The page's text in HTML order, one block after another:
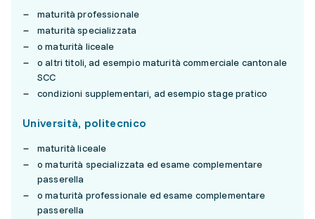
maturità professionale
maturità specializzata
o maturità liceale
o altri titoli, ad esempio maturità commerciale cantonale
SCC
condizioni supplementari, ad esempio stage pratico
Università, politecnico
maturità liceale
o maturità specializzata ed esame complementare
passerella
o maturità professionale ed esame complementare
passerella